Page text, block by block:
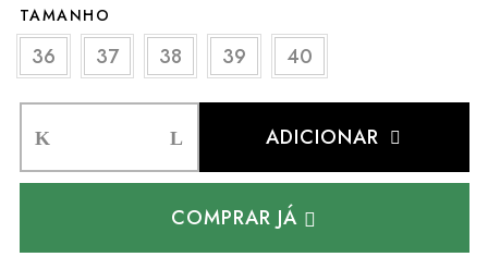
TAMANHO
36 37 38 39 40
ADICIONAR
COMPRAR JÁ